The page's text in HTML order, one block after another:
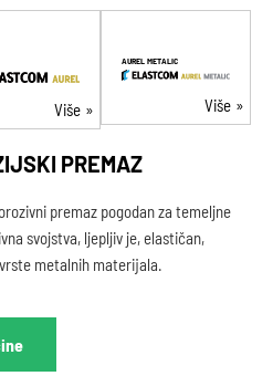
Više
AUREL METALIC
Više
PREMAZ
premaz pogodan za temeljne
svojstva, ljepljiv je, elastičan,
metalnih materijala.